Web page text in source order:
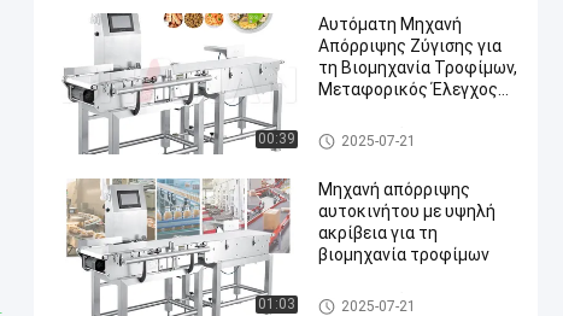
00:39
Αυτόματη Μηχανή
Απόρριψης Ζύγισης για
τη Βιομηχανία Τροφίμων,
Μεταφορικός Έλεγχος
Βάρους 300g-30kg
Ελεγκτής βάρους μεταφορέ
ων
2025-07-21
01:03
Μηχανή απόρριψης
αυτοκινήτου με υψηλή
ακρίβεια για τη
βιομηχανία τροφίμων
Ελεγκτής βάρους μεταφορέ
2025-07-21